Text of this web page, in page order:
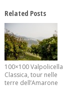
Related Posts
100×100 Valpolicella
Classica, tour nelle
terre dell’Amarone